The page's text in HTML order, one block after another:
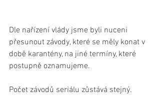
Dle nařízení vlády jsme byli nuceni
přesunout závody, které se měly konat v
době karantény, na jiné termíny, které
postupně oznamujeme.
Počet závodů seriálu zůstává stejný.